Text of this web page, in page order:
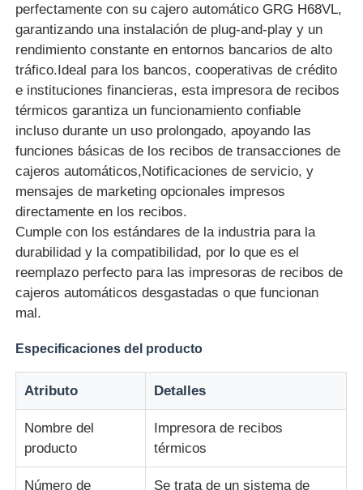
Productos
Videos
Sobre nosotros
Visita a la fábrica
Control de Calidad
Contacto
noticias
Todos los casos
Solicitar una cotización
Piezas para cajeros automáticos Diebold
perfectamente con su cajero automático GRG H68VL,
garantizando una instalación de plug-and-play y un
rendimiento constante en entornos bancarios de alto
tráfico.Ideal para los bancos, cooperativas de crédito
e instituciones financieras, esta impresora de recibos
térmicos garantiza un funcionamiento confiable
incluso durante un uso prolongado, apoyando las
funciones básicas de los recibos de transacciones de
cajeros automáticos,Notificaciones de servicio, y
mensajes de marketing opcionales impresos
directamente en los recibos.
Cumple con los estándares de la industria para la
durabilidad y la compatibilidad, por lo que es el
reemplazo perfecto para las impresoras de recibos de
cajeros automáticos desgastadas o que funcionan
mal.
Especificaciones del producto
Atributo Detalles
Nombre del
producto
Impresora de recibos
térmicos
Número de
Se trata de un sistema de